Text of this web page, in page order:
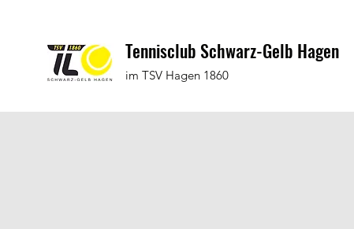
Tennisclub Schwarz-Gelb Hagen
im TSV Hagen 1860